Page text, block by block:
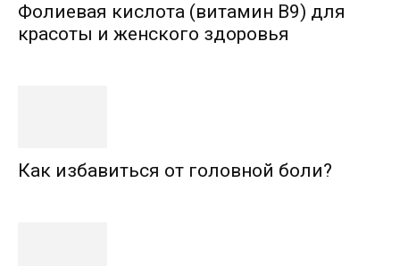
Фолиевая кислота (витамин В9) для
красоты и женского здоровья
Как избавиться от головной боли?